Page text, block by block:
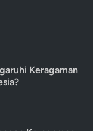
Keragaman